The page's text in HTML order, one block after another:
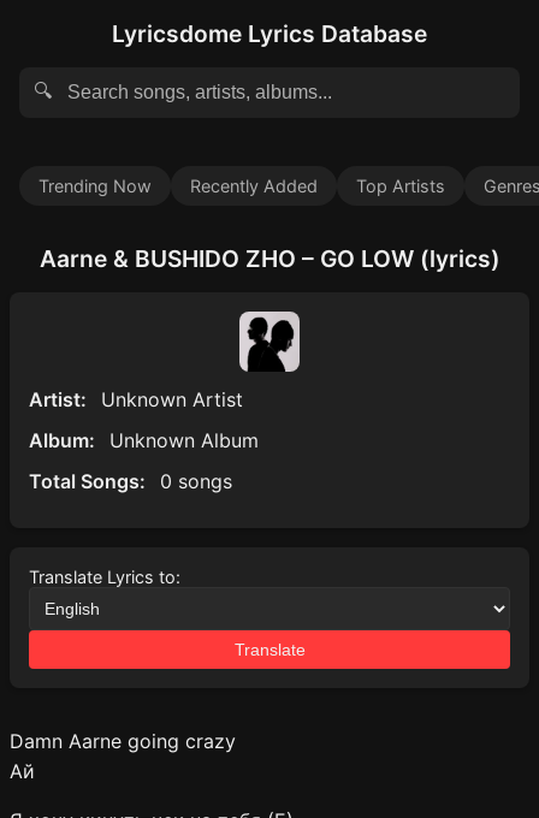
Lyricsdome Lyrics Database
🔍
Trending Now Recently Added Top Artists
Aarne & BUSHIDO ZHO – GO LOW (lyrics)
Artist:
Unknown Artist
Album:
Unknown Album
Total Songs:
0 songs
Translate Lyrics to:
Translate
Damn Aarne going crazy
Ай